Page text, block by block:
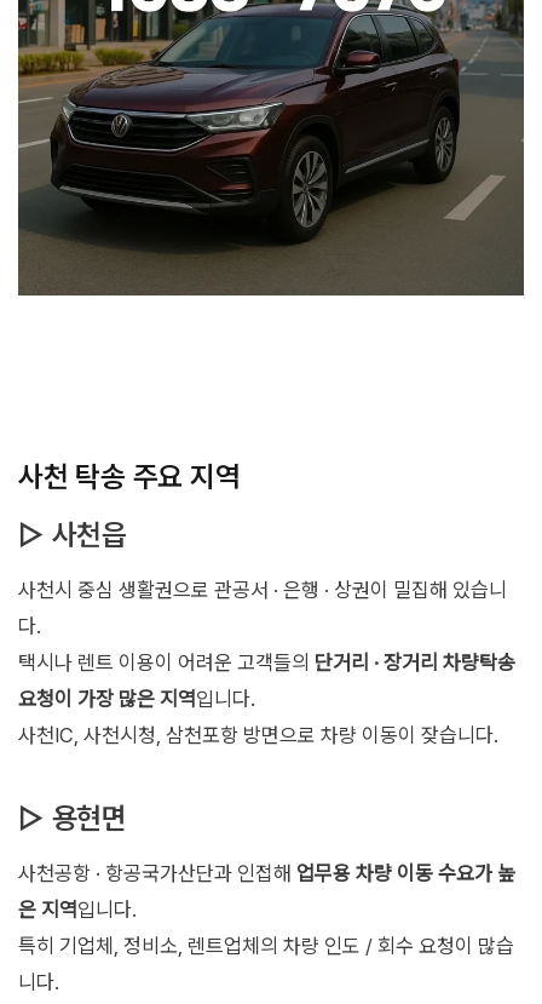
사천 탁송 주요 지역
▷ 사천읍
사천시 중심 생활권으로 관공서 · 은행 · 상권이 밀집해 있습니
다.
택시나 렌트 이용이 어려운 고객들의 단거리 · 장거리 차량탁송
요청이 가장 많은 지역 입니다.
사천IC, 사천시청, 삼천포항 방면으로 차량 이동이 잦습니다.
▷ 용현면
사천공항 · 항공국가산단과 인접해 업무용 차량 이동 수요가 높
은 지역 입니다.
특히 기업체, 정비소, 렌트업체의 차량 인도 / 회수 요청이 많습
니다.